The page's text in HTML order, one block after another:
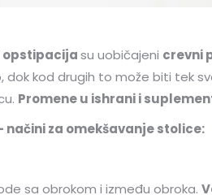
opstipacijasu uobičajeni crevni
dok kod drugih to može biti tek
Promene u ishrani i
načini za omekšavanje stolice:
sa obrokom i između obroka.